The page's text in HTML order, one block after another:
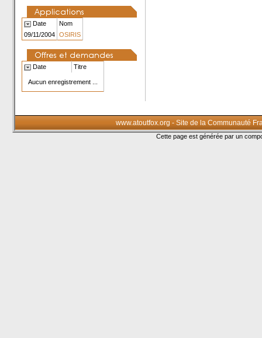
Date
Nom
09/11/2004
OSIRIS
Date Titre
Aucun enregistrement ...
www.atoutfox.org - Site de la Communauté
Cette page est générée par un